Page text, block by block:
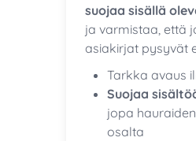
suojaa sisällä
ja varmistaa, että
asiakirjat pysyvät
Tarkka avaus
Suojaa
jopa
osalta